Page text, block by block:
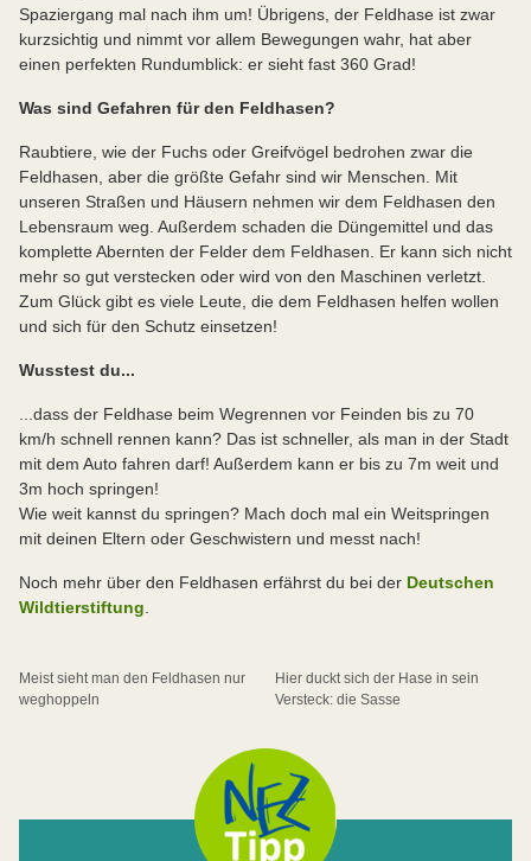
Spaziergang mal nach ihm um! Übrigens, der Feldhase ist zwar
kurzsichtig und nimmt vor allem Bewegungen wahr, hat aber
einen perfekten Rundumblick: er sieht fast 360 Grad!
Was sind Gefahren für den Feldhasen?
Raubtiere, wie der Fuchs oder Greifvögel bedrohen zwar die
Feldhasen, aber die größte Gefahr sind wir Menschen. Mit
unseren Straßen und Häusern nehmen wir dem Feldhasen den
Lebensraum weg. Außerdem schaden die Düngemittel und das
komplette Abernten der Felder dem Feldhasen. Er kann sich nicht
mehr so gut verstecken oder wird von den Maschinen verletzt.
Zum Glück gibt es viele Leute, die dem Feldhasen helfen wollen
und sich für den Schutz einsetzen!
Wusstest du...
...dass der Feldhase beim Wegrennen vor Feinden bis zu 70
km/h schnell rennen kann? Das ist schneller, als man in der Stadt
mit dem Auto fahren darf! Außerdem kann er bis zu 7m weit und
3m hoch springen!
Wie weit kannst du springen? Mach doch mal ein Weitspringen
mit deinen Eltern oder Geschwistern und messt nach!
Noch mehr über den Feldhasen erfährst du bei der Deutschen
Wildtierstiftung
Meist sieht man den Feldhasen nur
weghoppeln
Hier duckt sich der Hase in sein
Versteck: die Sasse